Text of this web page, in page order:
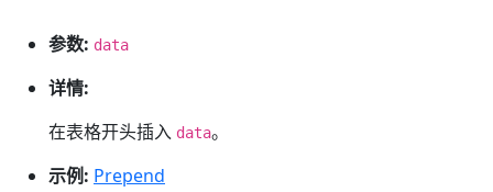
参数: data
详情:
在表格开头插入 data。
示例: Prepend